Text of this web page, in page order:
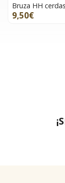
Bruza HH
9,50€